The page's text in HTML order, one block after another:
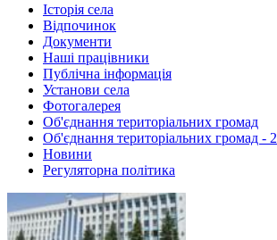
Історія села
Відпочинок
Документи
Наші працівники
Публічна інформація
Установи села
Фотогалерея
Об'єднання територіальних громад
Об'єднання територіальних громад - 2
Новини
Регуляторна політика